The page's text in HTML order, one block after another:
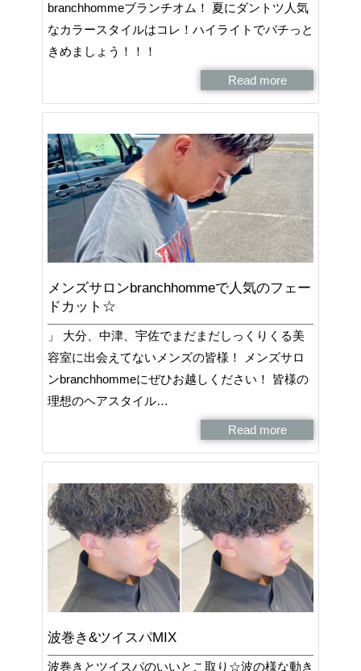
branchhommeブランチオム！ 夏にダントツ人気
なカラースタイルはコレ！ハイライトでバチっと
きめましょう！！！
Read more
メンズサロンbranchhommeで人気のフェー
ドカット☆
」 大分、中津、宇佐でまだまだしっくりくる美
容室に出会えてないメンズの皆様！ メンズサロ
ンbranchhommeにぜひお越しください！ 皆様の
理想のヘアスタイル…
Read more
波巻き&ツイスパMIX
波巻きとツイスパのいいとこ取り☆波の様な動き